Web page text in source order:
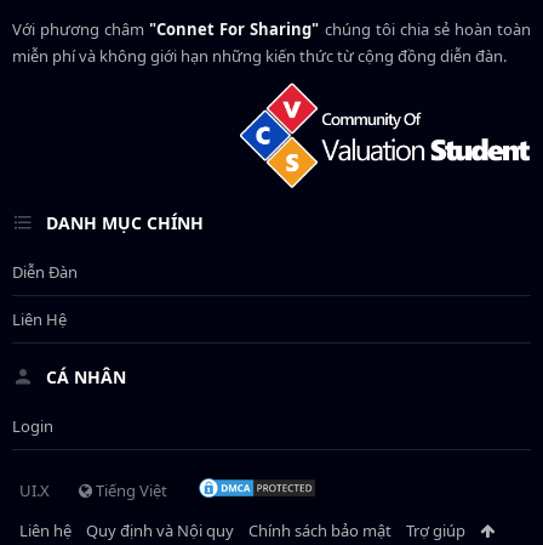
Với phương châm"Connet For Sharing" chúng tôi chia sẻ hoàn toàn
miễn phí và không giới hạn những kiến thức từ cộng đồng diễn đàn.
DANH MỤC CHÍNH
Diễn Đàn
Liên Hệ
CÁ NHÂN
Login
UI.X
Tiếng Việt
Liên hệ
Quy định và Nội quy Chính sách bảo mật Trợ giúp